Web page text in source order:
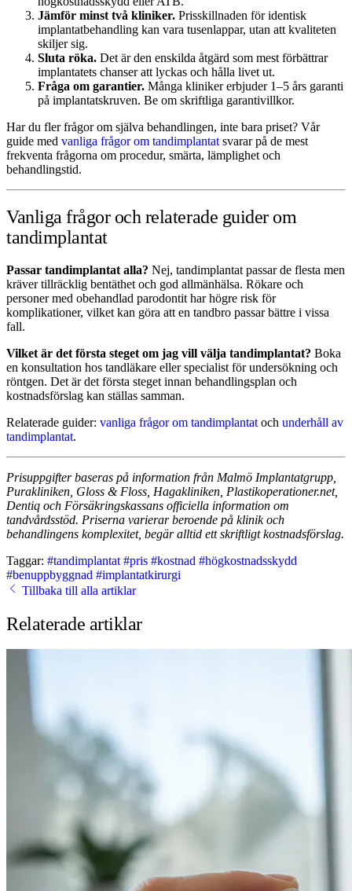
Jämför minst två kliniker. Prisskillnaden för identisk
implantatbehandling kan vara tusenlappar, utan att kvaliteten
skiljer sig.
Sluta röka. Det är den enskilda åtgärd som mest förbättrar
implantatets chanser att lyckas och hålla livet ut.
Fråga om garantier. Många kliniker erbjuder 1–5 års garanti
på implantatskruven. Be om skriftliga garantivillkor.
Har du fler frågor om själva behandlingen, inte bara priset? Vår
guide med vanliga frågor om tandimplantat svarar på de mest
frekventa frågorna om procedur, smärta, lämplighet och
behandlingstid.
Vanliga frågor och relaterade guider om
tandimplantat
Passar tandimplantat alla? Nej, tandimplantat passar de flesta men
kräver tillräcklig bentäthet och god allmänhälsa. Rökare och
personer med obehandlad parodontit har högre risk för
komplikationer, vilket kan göra att en tandbro passar bättre i vissa
fall.
Vilket är det första steget om jag vill välja tandimplantat? Boka
en konsultation hos tandläkare eller specialist för undersökning och
röntgen. Det är det första steget innan behandlingsplan och
kostnadsförslag kan ställas samman.
Relaterade guider: vanliga frågor om tandimplantat och underhåll av
tandimplantat.
Prisuppgifter baseras på information från Malmö Implantatgrupp,
Purakliniken, Gloss & Floss, Hagakliniken, Plastikoperationer.net,
Dentiq och Försäkringskassans officiella information om
tandvårdsstöd. Priserna varierar beroende på klinik och
behandlingens komplexitet, begär alltid ett skriftligt kostnadsförslag.
Taggar: #tandimplantat #pris #kostnad #högkostnadsskydd
#benuppbyggnad #implantatkirurgi
Tillbaka till alla artiklar
Relaterade artiklar